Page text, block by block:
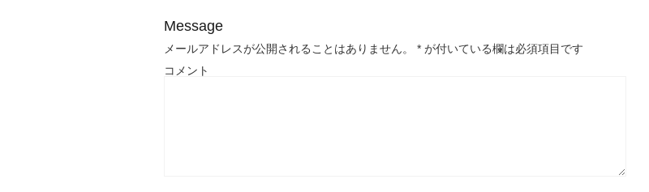
Message
メールアドレスが公開されることはありません。 * が付いている欄は必須項目です
コメント